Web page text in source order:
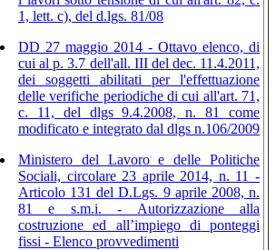
1, lett. c), del d.lgs. 81/08
DD 27 maggio 2014 - Ottavo elenco, di
cui al p. 3.7 dell'all. III del dec. 11.4.2011,
dei soggetti abilitati per l'effettuazione
delle verifiche periodiche di cui all'art. 71,
c. 11, del dlgs 9.4.2008, n. 81 come
modificato e integrato dal dlgs n.106/2009
Ministero del Lavoro e delle Politiche
Sociali, circolare 23 aprile 2014, n. 11 -
Articolo 131 del D.Lgs. 9 aprile 2008, n.
81 e s.m.i. - Autorizzazione alla
costruzione ed all’impiego di ponteggi
fissi - Elenco provvedimenti